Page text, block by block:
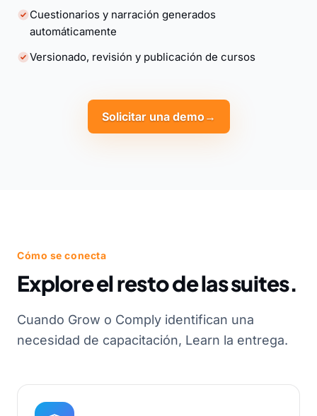
Cuestionarios y narración generados
automáticamente
Versionado, revisión y publicación de cursos
Solicitar una demo→
Cómo se conecta
Explore el resto de las suites.
Cuando Grow o Comply identifican una
necesidad de capacitación, Learn la entrega.